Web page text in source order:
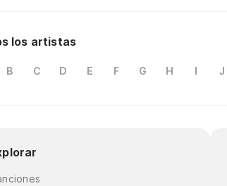
los artistas
B C D E F G H I J